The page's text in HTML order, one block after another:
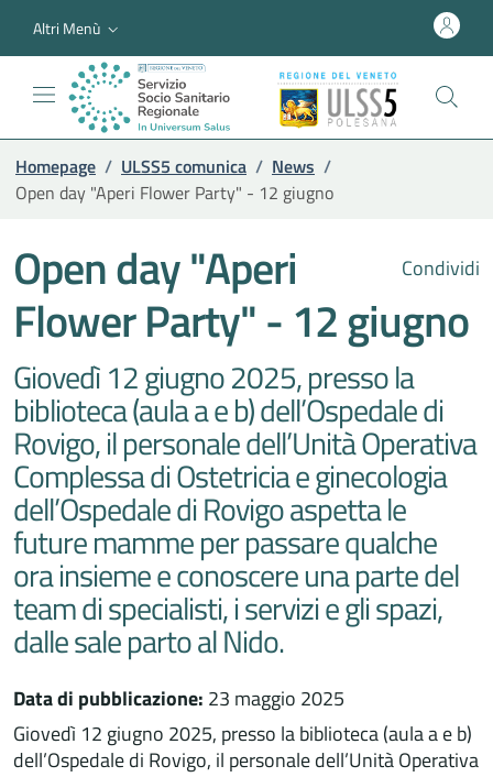
Altri Menù
Homepage / ULSS5 comunica / News /
Open day "Aperi Flower Party" - 12 giugno
Condividi
Open day "Aperi
Flower Party" - 12 giugno
Giovedì 12 giugno 2025, presso la
biblioteca (aula a e b) dell’Ospedale di
Rovigo, il personale dell’Unità Operativa
Complessa di Ostetricia e ginecologia
dell’Ospedale di Rovigo aspetta le
future mamme per passare qualche
ora insieme e conoscere una parte del
team di specialisti, i servizi e gli spazi,
dalle sale parto al Nido.
Data di pubblicazione: 23 maggio 2025
Giovedì 12 giugno 2025, presso la biblioteca (aula a e b)
dell’Ospedale di Rovigo, il personale dell’Unità Operativa